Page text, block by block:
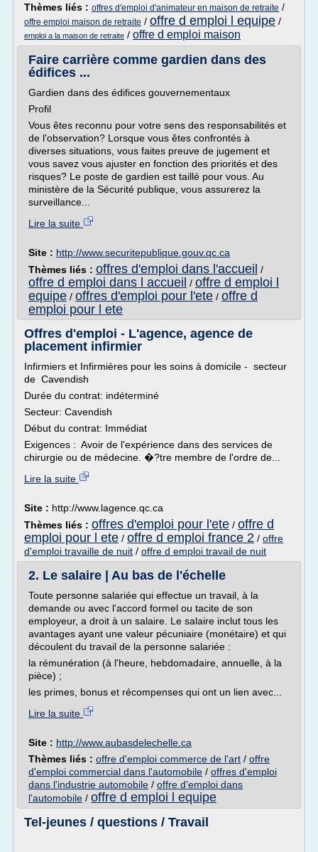
Thèmes liés : offres d'emploi d'animateur en maison de retraite /
offre emploi maison de retraite / offre d emploi l equipe /
emploi a la maison de retraite / offre d emploi maison
Faire carrière comme gardien dans des
édifices ...
Gardien dans des édifices gouvernementaux
Profil
Vous êtes reconnu pour votre sens des responsabilités et
de l'observation? Lorsque vous êtes confrontés à
diverses situations, vous faites preuve de jugement et
vous savez vous ajuster en fonction des priorités et des
risques? Le poste de gardien est taillé pour vous. Au
ministère de la Sécurité publique, vous assurerez la
surveillance...
Lire la suite
Site : http://www.securitepublique.gouv.qc.ca
Thèmes liés : offres d'emploi dans l'accueil /
offre d emploi dans l accueil / offre d emploi l
equipe / offres d'emploi pour l'ete / offre d
emploi pour l ete
Offres d'emploi - L'agence, agence de
placement infirmier
Infirmiers et Infirmières pour les soins à domicile - secteur
de Cavendish
Durée du contrat: indéterminé
Secteur: Cavendish
Début du contrat: Immédiat
Exigences : Avoir de l'expérience dans des services de
chirurgie ou de médecine. �?tre membre de l'ordre de...
Lire la suite
Site : http://www.lagence.qc.ca
Thèmes liés : offres d'emploi pour l'ete / offre d
emploi pour l ete / offre d emploi france 2 / offre
d'emploi travaille de nuit / offre d emploi travail de nuit
2. Le salaire | Au bas de l'échelle
Toute personne salariée qui effectue un travail, à la
demande ou avec l'accord formel ou tacite de son
employeur, a droit à un salaire. Le salaire inclut tous les
avantages ayant une valeur pécuniaire (monétaire) et qui
découlent du travail de la personne salariée :
la rémunération (à l'heure, hebdomadaire, annuelle, à la
pièce) ;
les primes, bonus et récompenses qui ont un lien avec...
Lire la suite
Site : http://www.aubasdelechelle.ca
Thèmes liés : offre d'emploi commerce de l'art / offre
d'emploi commercial dans l'automobile / offres d'emploi
dans l'industrie automobile / offre d'emploi dans
l'automobile / offre d emploi l equipe
Tel-jeunes / questions / Travail